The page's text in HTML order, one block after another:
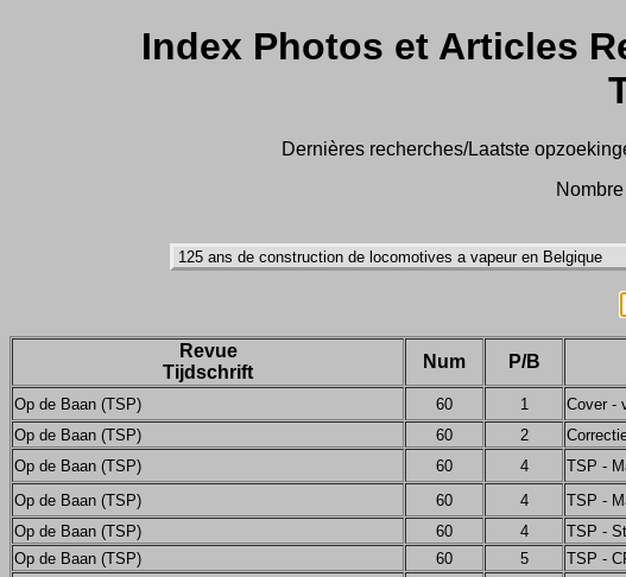
Index Photos et Articles
Dernières recherches/Laatste
Revue
Tijdschrift
Num P/B
Op de Baan (TSP) 60 1 Cover -
Op de Baan (TSP)
60 2
Op de Baan (TSP)
60 4 TSP -
Op de Baan (TSP)
60 4 TSP -
Op de Baan (TSP)
60 4 TSP -
Op de Baan (TSP)
60 5 TSP -